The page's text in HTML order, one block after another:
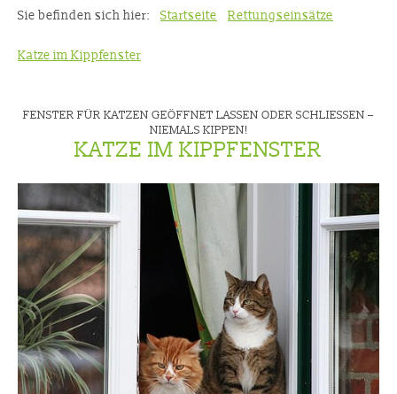
Sie befinden sich hier: Startseite Rettungseinsätze
Katze im Kippfenster
FENSTER FÜR KATZEN GEÖFFNET LASSEN ODER SCHLIESSEN – N
IEMALS KIPPEN!
KATZE IM KIPPFENSTER